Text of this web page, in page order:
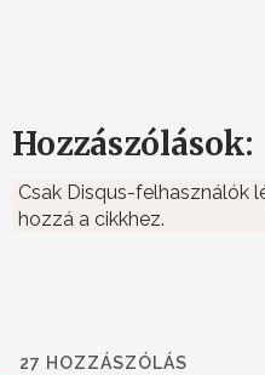
Hozzászólások:
Csak Disqus-felhasználók
hozzá a cikkhez.
27 HOZZÁSZÓLÁS